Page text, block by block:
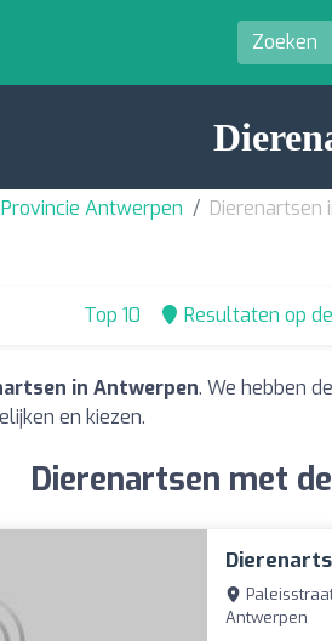
Antwerpen Dierenartsen
Top 10 Resultaten op
in Antwerpen. We hebben
en kiezen.
Dierenartsen met
Antwerpen